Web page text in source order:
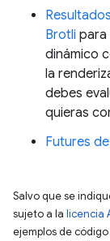
Brotli para
dinámico
la
debes
quieras
Futures
Salvo que se
sujeto a la licencia
ejemplos de